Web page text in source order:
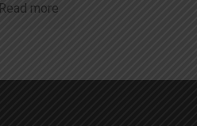
Read more